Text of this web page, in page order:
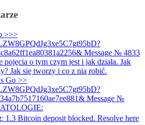
>>>
Message № 4833
o tym czym jest i jak działa. Jak
Jak się tworzy i co z nią robić.
Go >>
Message №
1.3 Bitcoin deposit blocked. Resolve here